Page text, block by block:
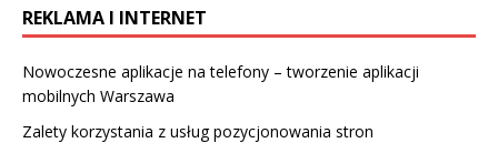
REKLAMA I INTERNET
Nowoczesne aplikacje na telefony – tworzenie aplikacji
mobilnych Warszawa
Zalety korzystania z usług pozycjonowania stron